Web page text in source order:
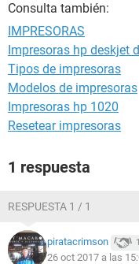
Consulta también:
IMPRESORAS
Impresoras hp deskjet
Tipos de impresoras
Modelos de impresoras
Impresoras hp 1020
Resetear impresoras
1 respuesta
RESPUESTA 1 / 1
piratacrimson
26 oct 2017 a las